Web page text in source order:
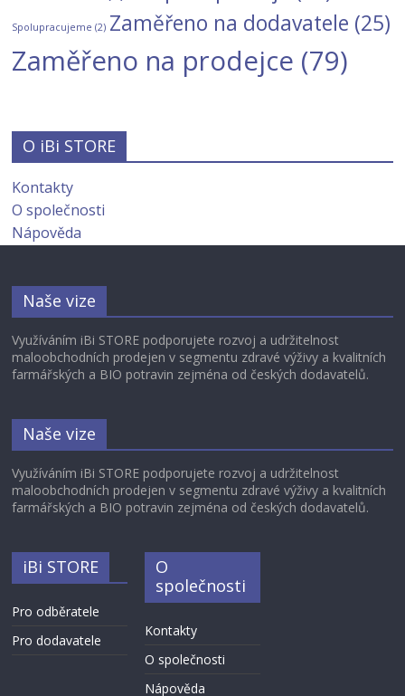
Spolupracujeme (2) Zaměřeno na dodavatele (25)
Zaměřeno na prodejce (79)
O iBi STORE
Kontakty
O společnosti
Nápověda
Naše vize
Využíváním iBi STORE podporujete rozvoj a udržitelnost
maloobchodních prodejen v segmentu zdravé výživy a kvalitních
farmářských a BIO potravin zejména od českých dodavatelů.
Naše vize
Využíváním iBi STORE podporujete rozvoj a udržitelnost
maloobchodních prodejen v segmentu zdravé výživy a kvalitních
farmářských a BIO potravin zejména od českých dodavatelů.
iBi STORE
Pro odběratele
Pro dodavatele
O
společnosti
Kontakty
O společnosti
Nápověda